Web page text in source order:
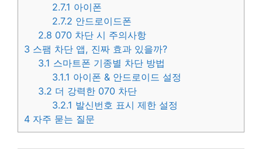
2.7.1 아이폰
2.7.2 안드로이드폰
2.8 070 차단 시 주의사항
3 스팸 차단 앱, 진짜 효과 있을까?
3.1 스마트폰 기종별 차단 방법
3.1.1 아이폰 & 안드로이드 설정
3.2 더 강력한 070 차단
3.2.1 발신번호 표시 제한 설정
4 자주 묻는 질문